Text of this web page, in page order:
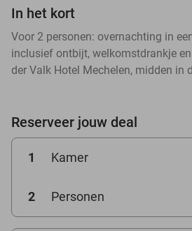
In het kort
Voor 2 personen: overnachting in
inclusief ontbijt, welkomstdrankje
der Valk Hotel Mechelen, midden in
Reserveer jouw deal
1 Kamer
2 Personen